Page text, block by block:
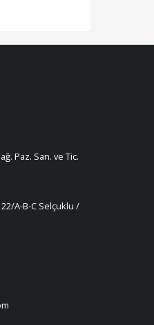
Paz. San. ve Tic.
22/A-B-C Selçuklu /